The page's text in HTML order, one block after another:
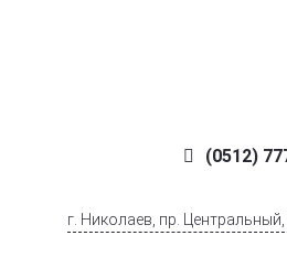
(0512)
г. Николаев, пр.